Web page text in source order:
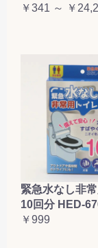
￥341 ～ ￥
緊急水なし非
10回分 HED-
￥999